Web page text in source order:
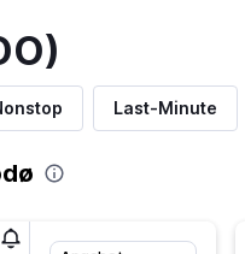
Last-Minute